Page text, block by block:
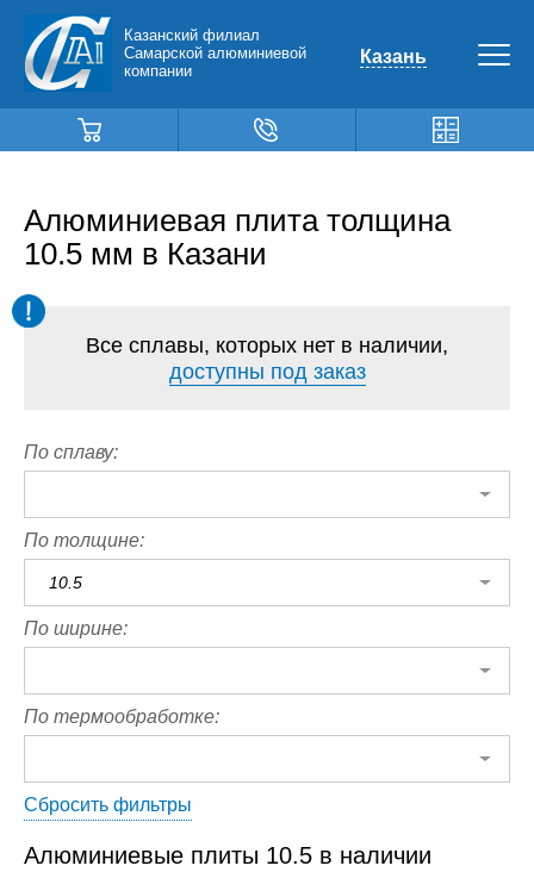
Казанский филиал
Самарской алюминиевой
компании
Казань
Алюминиевая плита толщина
10.5 мм в Казани
Все сплавы, которых нет в наличии,
доступны под заказ
По сплаву:
По толщине:
10.5
По ширине:
По термообработке:
Сбросить фильтры
Алюминиевые плиты 10.5 в наличии